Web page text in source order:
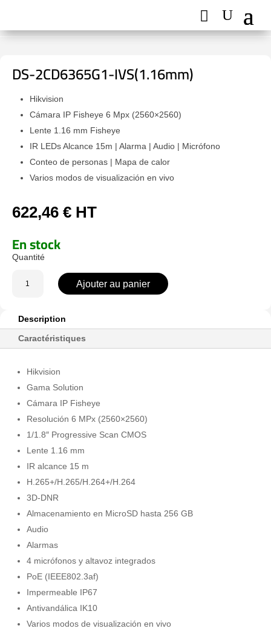
DS-2CD6365G1-IVS(1.16mm)
Hikvision
Cámara IP Fisheye 6 Mpx (2560×2560)
Lente 1.16 mm Fisheye
IR LEDs Alcance 15m | Alarma | Audio | Micrófono
Conteo de personas | Mapa de calor
Varios modos de visualización en vivo
622,46 € HT
En stock
2CD6365G1-
IVS(1.16mm)
Ajouter au panier
Description
Caractéristiques
Hikvision
Gama Solution
Cámara IP Fisheye
Resolución 6 MPx (2560×2560)
1/1.8″ Progressive Scan CMOS
Lente 1.16 mm
IR alcance 15 m
H.265+/H.265/H.264+/H.264
3D-DNR
Almacenamiento en MicroSD hasta 256 GB
Audio
Alarmas
4 micrófonos y altavoz integrados
PoE (IEEE802.3af)
Impermeable IP67
Antivandálica IK10
Varios modos de visualización en vivo